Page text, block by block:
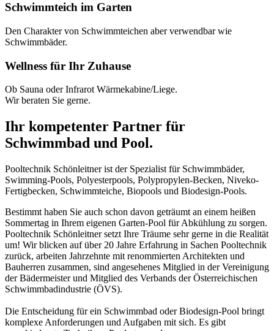
Schwimmteich im Garten
Den Charakter von Schwimmteichen aber verwendbar wie
Schwimmbäder.
Wellness für Ihr Zuhause
Ob Sauna oder Infrarot Wärmekabine/Liege.
Wir beraten Sie gerne.
Ihr kompetenter Partner für
Schwimmbad und Pool.
Pooltechnik Schönleitner ist der Spezialist für Schwimmbäder,
Swimming-Pools, Polyesterpools, Polypropylen-Becken, Niveko-
Fertigbecken, Schwimmteiche, Biopools und Biodesign-Pools.
Bestimmt haben Sie auch schon davon geträumt an einem heißen
Sommertag in Ihrem eigenen Garten-Pool für Abkühlung zu sorgen.
Pooltechnik Schönleitner setzt Ihre Träume sehr gerne in die Realität
um! Wir blicken auf über 20 Jahre Erfahrung in Sachen Pooltechnik
zurück, arbeiten Jahrzehnte mit renommierten Architekten und
Bauherren zusammen, sind angesehenes Mitglied in der Vereinigung
der Bädermeister und Mitglied des Verbands der Österreichischen
Schwimmbadindustrie (ÖVS).
Die Entscheidung für ein Schwimmbad oder Biodesign-Pool bringt
komplexe Anforderungen und Aufgaben mit sich. Es gibt